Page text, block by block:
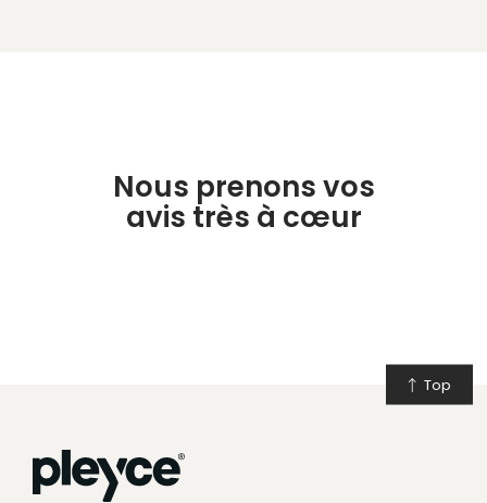
Nous prenons vos
avis très à cœur
Top